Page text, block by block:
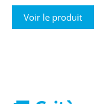
Voir le produit